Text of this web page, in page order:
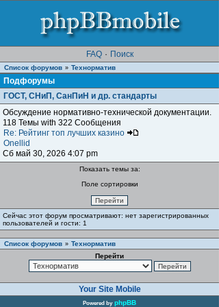
FAQ · Поиск
Список форумов » Teхнорматив
Подфорумы
ГОСТ, СНиП, СанПиН и др. стандарты
Обсуждение нормативно-технической документации.
118 Темы with 322 Сообщения
Re: Рейтинг топ лучших казино
Onellid
Сб май 30, 2026 4:07 pm
Показать темы за:
Поле сортировки
Сейчас этот форум просматривают: нет зарегистрированных
пользователей и гости: 1
Список форумов » Teхнорматив
Перейти
Your Site Mobile
Powered by phpBB